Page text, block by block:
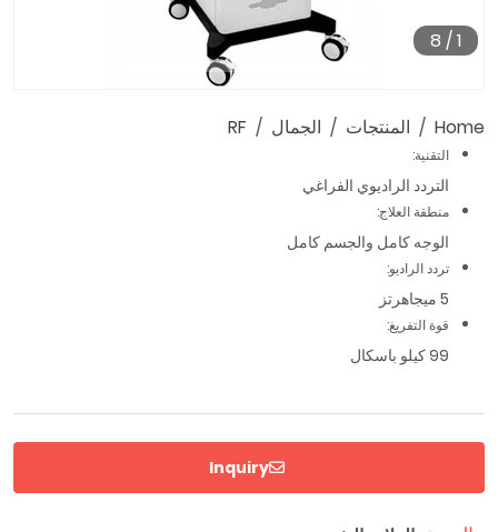
Home المنتجات الجمال RF
التقنية:
التردد الراديوي الفراغي
منطقة العلاج:
الوجه كامل والجسم كامل
تردد الراديو:
5 ميجاهرتز
قوة التفريغ:
99 كيلو باسكال
Inquiry
1
/
8